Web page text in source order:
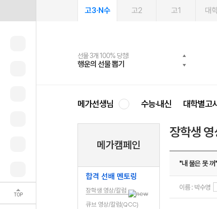
TOP
고3·N수 고2 고1 대
선물 3개 100% 당첨!
행운의 선물 뽑기
선물 100% 증정!
메가스터디 X 올리브
여름방학 스터디 캐시백
메가런 썸머스쿨
2027 러셀 단과
강사 공개선발
스마트러닝앱
설문 EVENT
메가패스
3일 무료 체험권
메가패스 수강생 무료혜택!
메가클럽 멤버십
사회공헌 캠페인
희망이룸 메가나눔
메가선생님 수능·내신 대학별고
메가캠페인
합격 선배 멘토링
장학생 영상/칼럼
큐브 영상/칼럼(QCC)
장학생
"내 불은 못 꺼"
이름 : 박수영